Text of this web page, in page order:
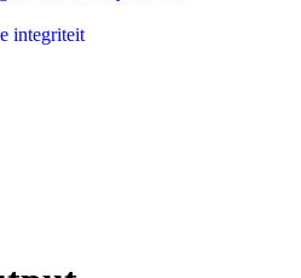
integriteit